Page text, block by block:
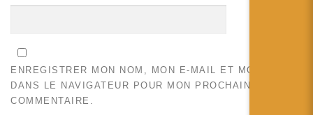
ENREGISTRER MON NOM, MON E-MAIL ET MON SITE
DANS LE NAVIGATEUR POUR MON PROCHAIN
COMMENTAIRE.